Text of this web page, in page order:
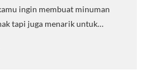
ingin membuat minuman
tapi juga menarik untuk…